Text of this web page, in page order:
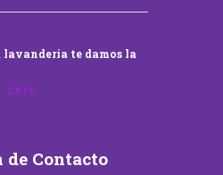
lavandería te damos la
2016
Contacto